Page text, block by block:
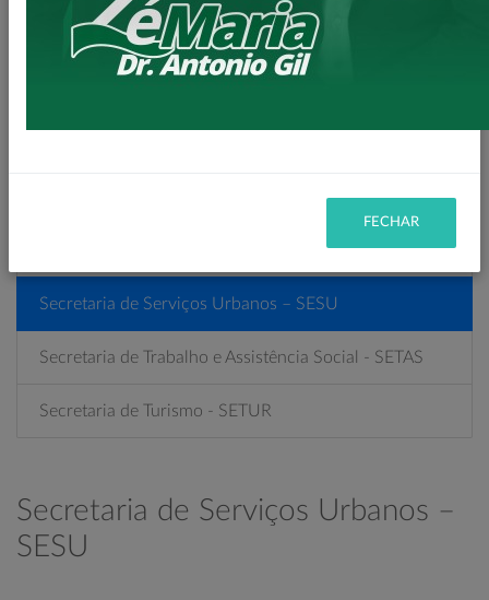
Secretaria de Indústria, Comércio - SEIC
Secretaria de Políticas Públicas para Mulheres
Secretaria de Serviços Urbanos – SESU
Secretaria de Trabalho e Assistência Social - SETAS
Secretaria de Turismo - SETUR
Secretaria de Serviços Urbanos –
SESU
FECHAR